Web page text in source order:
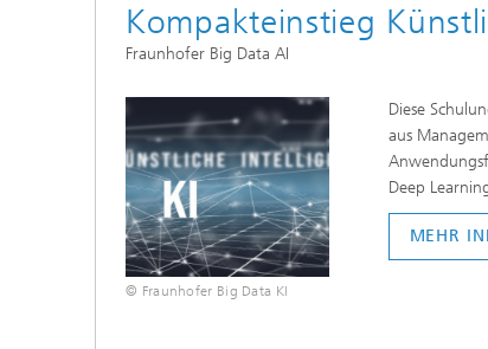
Kompakteinstieg
Fraunhofer Big Data AI
© Fraunhofer Big Data KI
Diese
aus
Deep
MEHR